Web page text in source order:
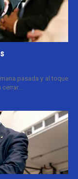
pasada y al toque